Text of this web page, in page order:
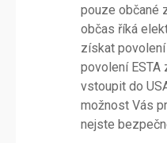
pouze občané
občas říká
získat povolení
povolení ESTA
vstoupit do
možnost Vás
nejste